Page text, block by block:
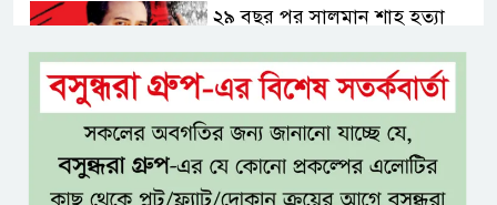
২৯ বছর পর সালমান শাহ হত্যা
মৃত্যুরহস্য?
যশোর-ঢাকা প্রভাতী ট্রেন চালুসহ
রেলওয়ে জংশন উন্নয়নের দাবিতে
স্মারকলিপি